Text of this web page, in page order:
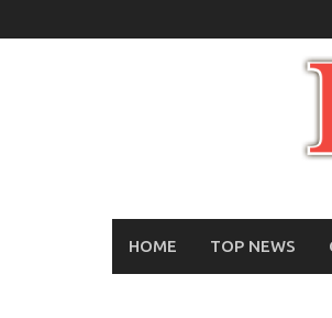
to
HOME TOP NEWS